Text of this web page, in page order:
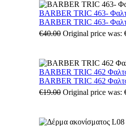
BARBER TRIC 463-
BARBER TRIC 463-
€40.00 Original price was:
BARBER TRIC 462
BARBER TRIC 462
€19.00 Original price was: